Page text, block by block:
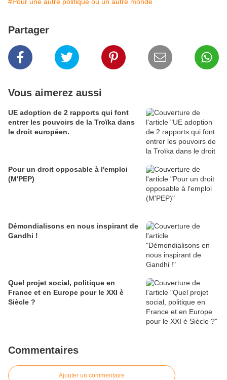
Partager
Vous aimerez aussi
UE adoption de 2 rapports qui font
entrer les pouvoirs de la Troïka dans
le droit européen.
Pour un droit opposable à l'emploi
(M'PEP)
Démondialisons en nous inspirant de
Gandhi !
Quel projet social, politique en
France et en Europe pour le XXI è
Siècle ?
Commentaires
Ajouter un commentaire